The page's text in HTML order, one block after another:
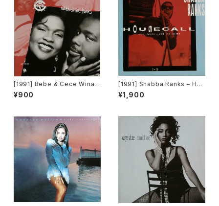
[1991] Bebe & Cece Winan
s – Addictive Love [Capito
l Records]
¥900
[1991] Shabba Ranks – Hou
secall [Epic]
¥1,900